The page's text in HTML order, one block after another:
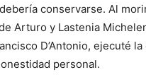
conservarse. Al
Arturo y Lastenia
D’Antonio, ejecuté
personal.